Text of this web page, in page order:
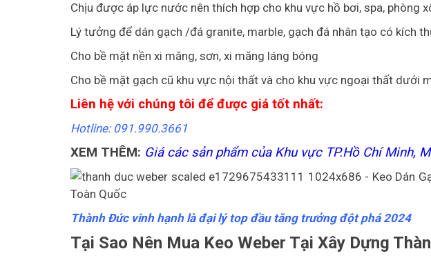
Chịu được áp lực nước nên thích hợp cho khu vực hồ bơi, spa, phòng
Lý tưởng để dán gạch /đá granite, marble, gạch đá nhân tạo có kích
Cho bề mặt nền xi măng, sơn, xi măng láng bóng
Cho bề mặt gạch cũ khu vực nội thất và cho khu vực ngoại thất dưới
Liên hệ với chúng tôi để được giá tốt nhất:
Hotline: 091.990.3661
XEM THÊM: Giá các sản phẩm của Khu vực TP.Hồ Chí Minh,
Thành Đức vinh hạnh là đại lý top đầu tăng trưởng đột phá 2024
Tại Sao Nên Mua Keo Weber Tại Xây Dựng